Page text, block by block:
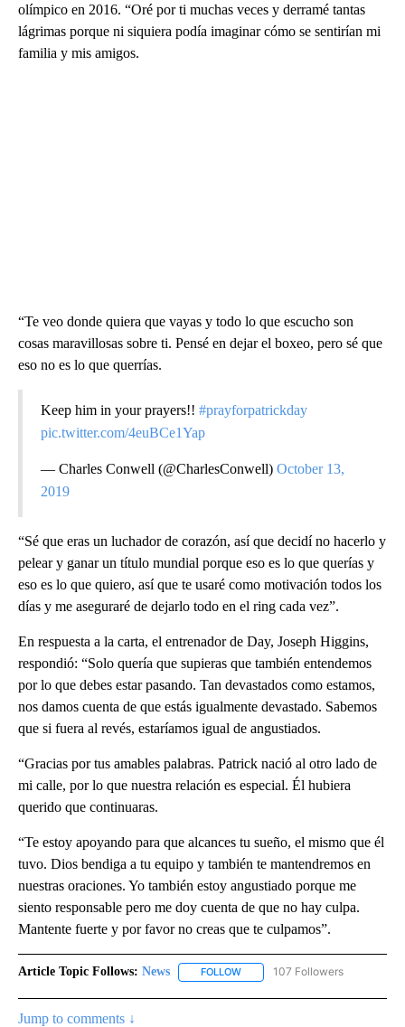
olímpico en 2016. “Oré por ti muchas veces y derramé tantas
lágrimas porque ni siquiera podía imaginar cómo se sentirían mi
familia y mis amigos.
“Te veo donde quiera que vayas y todo lo que escucho son
cosas maravillosas sobre ti. Pensé en dejar el boxeo, pero sé que
eso no es lo que querrías.
Keep him in your prayers!! #prayforpatrickday
pic.twitter.com/4euBCe1Yap
— Charles Conwell (@CharlesConwell) October 13,
2019
“Sé que eras un luchador de corazón, así que decidí no hacerlo y
pelear y ganar un título mundial porque eso es lo que querías y
eso es lo que quiero, así que te usaré como motivación todos los
días y me aseguraré de dejarlo todo en el ring cada vez”.
En respuesta a la carta, el entrenador de Day, Joseph Higgins,
respondió: “Solo quería que supieras que también entendemos
por lo que debes estar pasando. Tan devastados como estamos,
nos damos cuenta de que estás igualmente devastado. Sabemos
que si fuera al revés, estaríamos igual de angustiados.
“Gracias por tus amables palabras. Patrick nació al otro lado de
mi calle, por lo que nuestra relación es especial. Él hubiera
querido que continuaras.
“Te estoy apoyando para que alcances tu sueño, el mismo que él
tuvo. Dios bendiga a tu equipo y también te mantendremos en
nuestras oraciones. Yo también estoy angustiado porque me
siento responsable pero me doy cuenta de que no hay culpa.
Mantente fuerte y por favor no creas que te culpamos”.
Article Topic Follows: News FOLLOW FOLLOW "NEWS" TO RECEIVE
107 Followers
Jump to comments ↓